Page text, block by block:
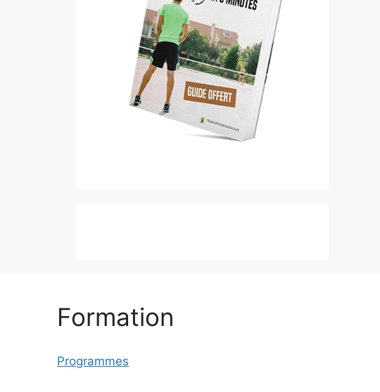
Formation
Programmes